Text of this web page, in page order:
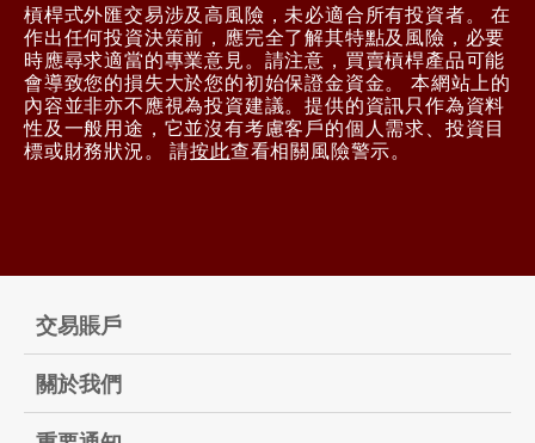
槓桿式外匯交易涉及高風險，未必適合所有投資者。 在
作出任何投資決策前，應完全了解其特點及風險，必要
時應尋求適當的專業意見。請注意，買賣槓桿產品可能
會導致您的損失大於您的初始保證金資金。 本網站上的
內容並非亦不應視為投資建議。提供的資訊只作為資料
性及一般用途，它並沒有考慮客戶的個人需求、投資目
標或財務狀況。 請按此查看相關風險警示。
交易賬戶
關於我們